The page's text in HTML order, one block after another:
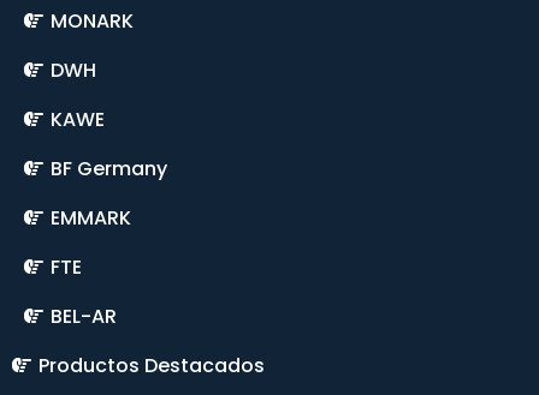
MONARK
DWH
KAWE
BF Germany
EMMARK
FTE
BEL-AR
Productos Destacados